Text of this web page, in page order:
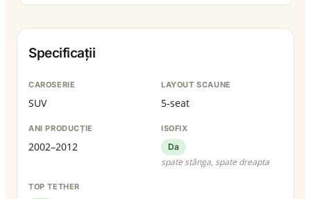
Specificații
CAROSERIE
SUV
LAYOUT SCAUNE
5-seat
ANI PRODUCȚIE
2002–2012
ISOFIX
Da
spate stânga, spate dreapta
TOP TETHER